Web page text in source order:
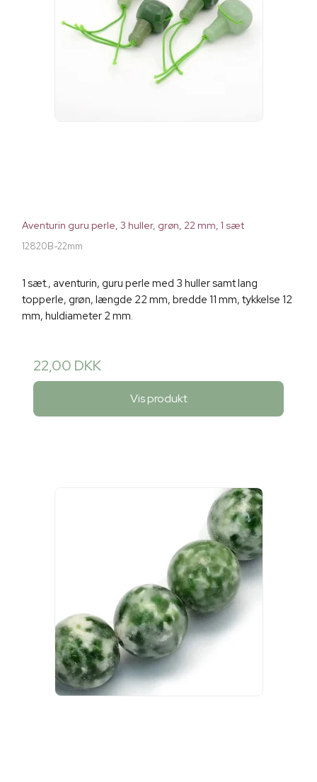
Aventurin guru perle, 3 huller, grøn, 22 mm, 1 sæt
12820B-22mm
1 sæt., aventurin, guru perle med 3 huller samt lang
topperle, grøn, længde 22 mm, bredde 11 mm, tykkelse 12
mm, huldiameter 2 mm.
22,00 DKK
Vis produkt